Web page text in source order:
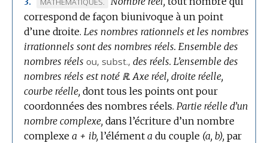
:
3.
DE
DOMAINE
:
correspond de façon biunivoque à un point
d’une droite. Les nombres rationnels et les nombres
irrationnels sont des nombres réels. Ensemble des
nombres réels ou, subst., des réels. L’ensemble des
nombres réels est noté ℝ. Axe réel, droite réelle,
courbe réelle, dont tous les points ont pour
coordonnées des nombres réels. Partie réelle d’un
nombre complexe, dans l’écriture d’un nombre
complexe a + ib,l’élément a du couple (a, b),par